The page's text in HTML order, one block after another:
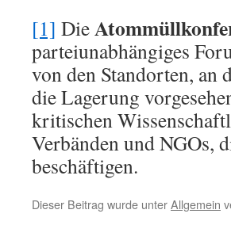
[1] Die
parteiunabhängiges
von den Standorten, an
die Lagerung
kritischen
Verbänden und NGOs,
beschäftigen.
Dieser Beitrag wurde unterAllgemein